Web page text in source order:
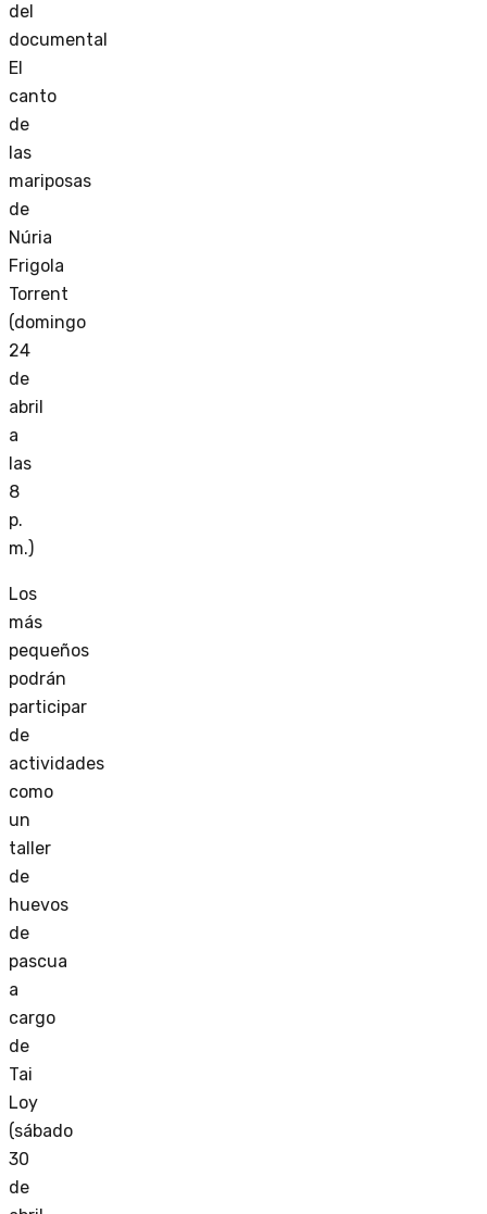
del
documental
El
canto
de
las
mariposas
de
Núria
Frigola
Torrent
(domingo
24
de
abril
a
las
8
p.
m.)
Los
más
pequeños
podrán
participar
de
actividades
como
un
taller
de
huevos
de
pascua
a
cargo
de
Tai
Loy
(sábado
30
de